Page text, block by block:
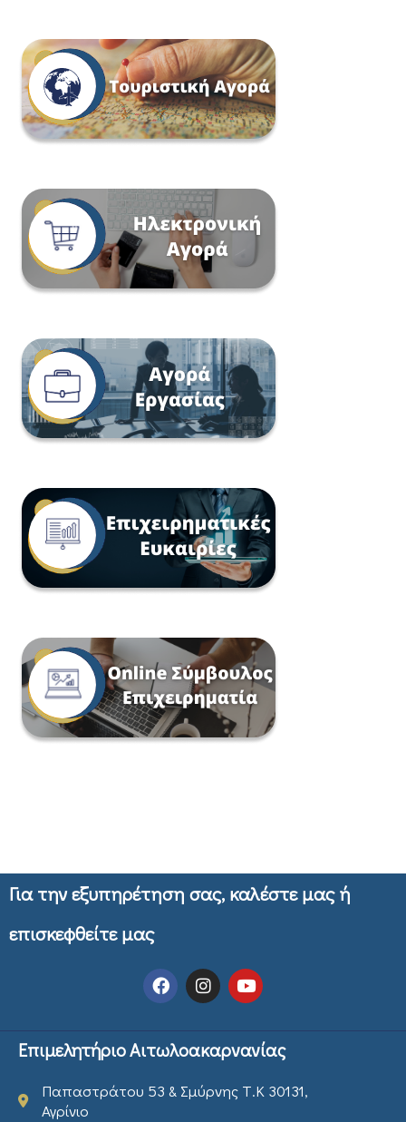
Για την εξυπηρέτηση σας, καλέστε μας ή
επισκεφθείτε μας
Επιμελητήριο Αιτωλοακαρνανίας
Παπαστράτου 53 & Σμύρνης Τ.Κ 30131,
Αγρίνιο